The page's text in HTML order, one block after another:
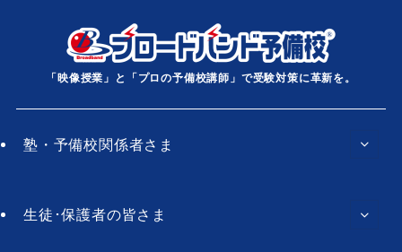
「映像授業」と「プロの予備校講師」で受験対策に革新を。
塾・予備校関係者さま
生徒･保護者の皆さま